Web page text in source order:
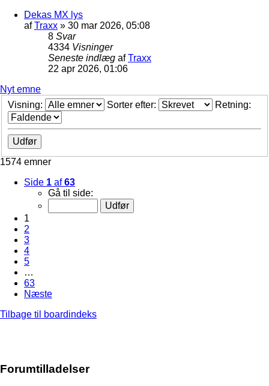
Dekas MX lys
afTraxx » 30 mar 2026, 05:08
8 Svar
4334 Visninger
Seneste indlæg afTraxx
22 apr 2026, 01:06
Nyt emne
Visning:
Sorter efter: Retning:
1574 emner
Side 1 af63
Gå til side:
1
2
3
4
5
…
63
Næste
Tilbage til boardindeks
Forumtilladelser